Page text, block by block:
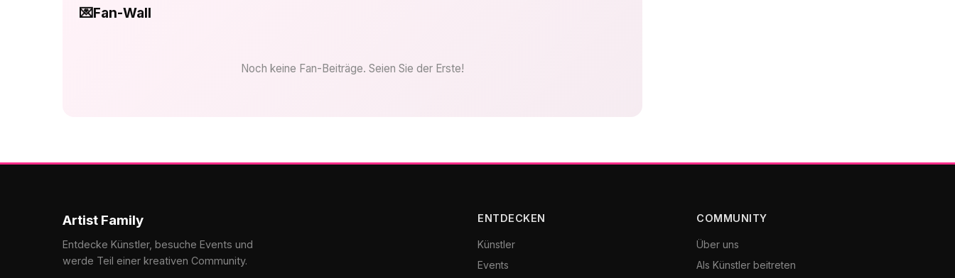
💌Fan-Wall
Noch keine Fan-Beiträge. Seien Sie der Erste!
Artist Family
Entdecke Künstler, besuche Events und
werde Teil einer kreativen Community.
ENTDECKEN
Künstler
Events
COMMUNITY
Über uns
Als Künstler beitreten